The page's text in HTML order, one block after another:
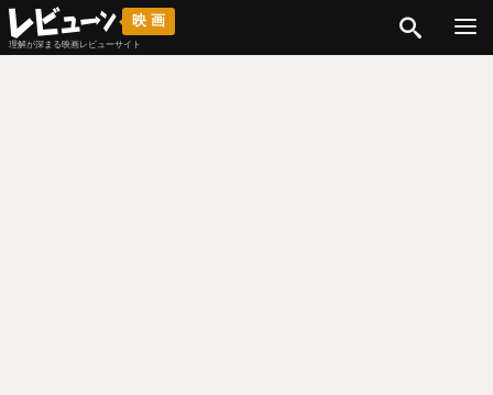
映画
理解が深まる映画レビューサイト